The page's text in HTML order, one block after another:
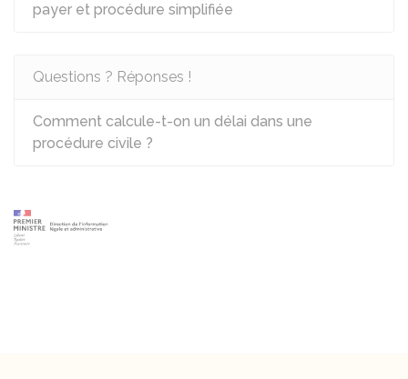
payer et procédure simplifiée
Questions ? Réponses !
Comment calcule-t-on un délai dans une
procédure civile ?